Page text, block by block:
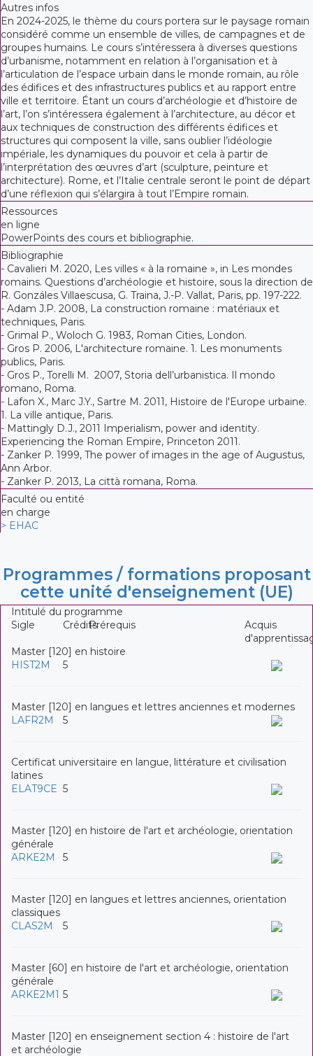
Autres infos
En 2024-2025, le thème du cours portera sur le paysage romain
considéré comme un ensemble de villes, de campagnes et de
groupes humains. Le cours s’intéressera à diverses questions
d’urbanisme, notamment en relation à l’organisation et à
l’articulation de l’espace urbain dans le monde romain, au rôle
des édifices et des infrastructures publics et au rapport entre
ville et territoire. Étant un cours d’archéologie et d’histoire de
l’art, l’on s’intéressera également à l’architecture, au décor et
aux techniques de construction des différents édifices et
structures qui composent la ville, sans oublier l’idéologie
impériale, les dynamiques du pouvoir et cela à partir de
l’interprétation des œuvres d’art (sculpture, peinture et
architecture). Rome, et l’Italie centrale seront le point de départ
d’une réflexion qui s’élargira à tout l’Empire romain.
Ressources
en ligne
PowerPoints des cours et bibliographie.
Bibliographie
- Cavalieri M. 2020, Les villes « à la romaine », in Les mondes
romains. Questions d’archéologie et histoire, sous la direction de
R. Gonzáles Villaescusa, G. Traina, J.-P. Vallat, Paris, pp. 197-222.
- Adam J.P. 2008, La construction romaine : matériaux et
techniques, Paris.
- Grimal P., Woloch G. 1983, Roman Cities, London.
- Gros P. 2006, L'architecture romaine. 1. Les monuments
publics, Paris.
- Gros P., Torelli M. 2007, Storia dell’urbanistica. Il mondo
romano, Roma.
- Lafon X., Marc J.Y., Sartre M. 2011, Histoire de l'Europe urbaine.
1. La ville antique, Paris.
- Mattingly D.J., 2011 Imperialism, power and identity.
Experiencing the Roman Empire, Princeton 2011.
- Zanker P. 1999, The power of images in the age of Augustus,
Ann Arbor.
- Zanker P. 2013, La città romana, Roma.
Faculté ou entité
en charge
> EHAC
Programmes / formations proposant
cette unité d'enseignement (UE)
Intitulé du programme
Sigle
CréditsPrérequis
Acquis
Master [120] en histoire
HIST2M
5
Master [120] en langues et lettres anciennes et modernes
LAFR2M
5
Certificat universitaire en langue, littérature et civilisation
latines
ELAT9CE 5
Master [120] en histoire de l'art et archéologie, orientation
générale
ARKE2M
5
Master [120] en langues et lettres anciennes, orientation
classiques
CLAS2M
5
Master [60] en histoire de l'art et archéologie, orientation
générale
ARKE2M1 5
Master [120] en enseignement section 4 : histoire de l'art
et archéologie